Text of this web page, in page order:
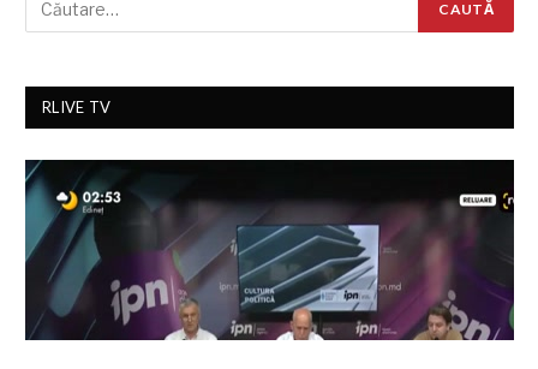
RLIVE TV